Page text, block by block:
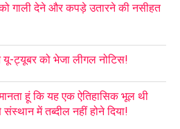
गाली देने और कपड़े उतारने की नसीहत
ट्यूबर को भेजा लीगल नोटिस!
हूं कि यह एक ऐतिहासिक भूल थी
में तब्दील नहीं होने दिया!